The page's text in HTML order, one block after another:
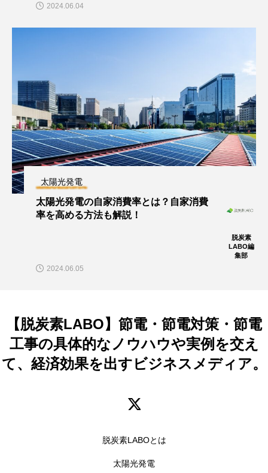
2024.06.04
太陽光発電
太陽光発電の自家消費率とは？自家消費
率を高める方法も解説！
脱炭素
LABO編
集部
2024.06.05
【脱炭素LABO】節電・節電対策・節電
工事の具体的なノウハウや実例を交え
て、経済効果を出すビジネスメディア。
脱炭素LABOとは
太陽光発電